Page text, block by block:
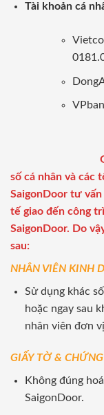
Tài khoản cá
số cá nhân và các
SaigonDoor tư
tế giao đến công
SaigonDoor. Do
sau:
NHÂN VIÊN KINH
Sử dụng khác
hoặc ngay sau
nhân viên đơn
GIẤY TỜ &
Không đúng
SaigonDoor.